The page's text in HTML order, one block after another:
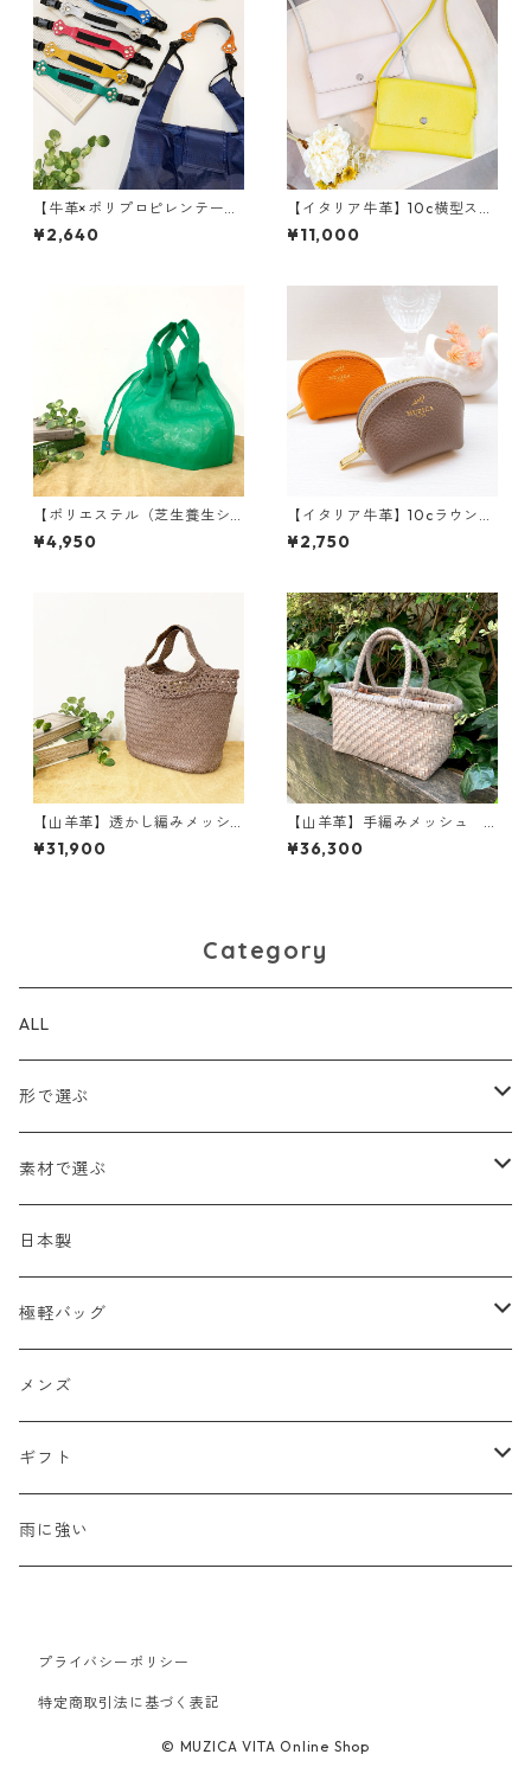
【牛革×ポリプロピレンテー
プ】にゃんともかわいいあと
からショルニャー〈22色展
¥2,640
【イタリア牛革】10c横型スマ
ホショルダーポーチ 本革
スマホショルダー ショルダ
¥11,000
【ポリエステル（芝生養生シ
ート）】極軽シースルートー
トバッグ<４色展開> 透ける
¥4,950
【イタリア牛革】10cラウンド
コインケース<新色追加★>
本革 牛革 コインケース
¥2,750
【山羊革】透かし編みメッシ
ュトートバッグ Sサイズ<４色
展開> 手編み ハンドメイ
¥31,900
【山羊革】手編みメッシュ
シンプルトートバッグ Sサイズ
<5色展開> 軽い 本革 高級
¥36,300
Category
ALL
形で選ぶ
トートバッグ
ショルダーバッグ
2WAY
リュック
ビジネスバッグ
ハンドバッグ
素材で選ぶ
メッシュ
エナメル
革Ｘ異素材コンビ
牛革
水牛革
豚革
日本製
極軽バッグ
メンズ
レディース
メンズ
ギフト
母の日
バレンタイン
雨に強い
プライバシーポリシー
特定商取引法に基づく表記
© MUZICA VITA Online Shop